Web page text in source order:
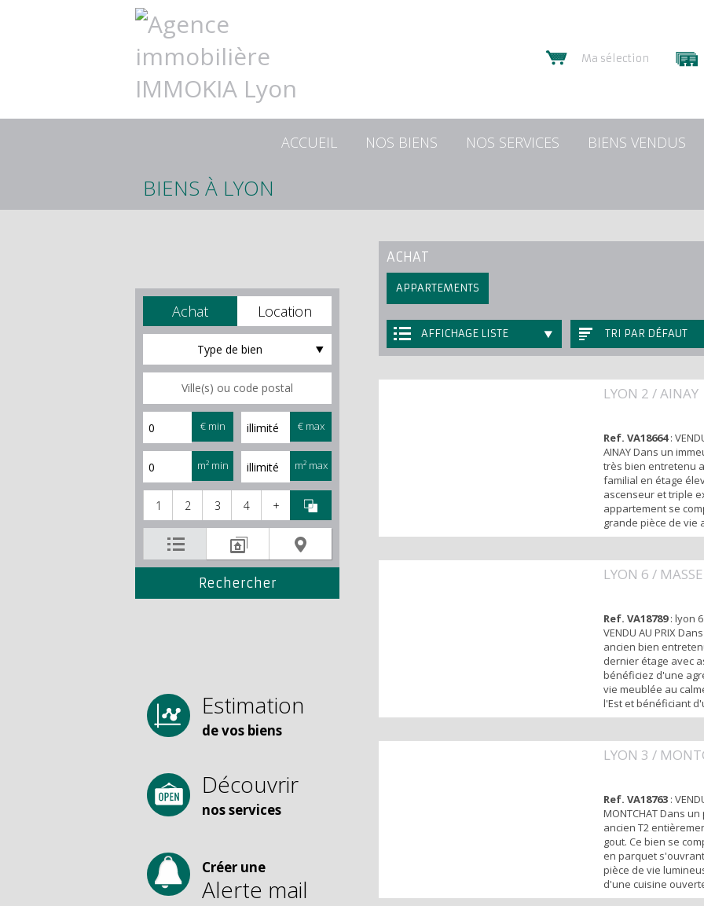
Ma sélection
ACCUEIL NOS BIENS NOS SERVICES BIENS VENDUS
BIENS À LYON
Achat Location
Type de bien
€ min € max
m² min m² max
1 2 3 4 +
Estimation
de vos biens
Découvrir
nos services
Créer une
Alerte mail
ACHAT
APPARTEMENTS
AFFICHAGE LISTE TRI PAR DÉFAUT
LYON 2 / AINAY
Ref. VA18664:
AINAY Dans un
très bien entretenu
familial en étage
ascenseur et triple
appartement se
grande pièce de vie
cuisine ouverte et
en parquet avec des
rangements.Vous
bu...
LYON 6 /
Ref. VA18789: lyon
VENDU AU PRIX
ancien bien
dernier étage avec
bénéficiez d'une
vie meublée au
l'Est et bénéficiant
luminosité.La
d'un micro onde,
d'un réfrigérateur.La
LYON 3 /
Ref. VA18763 :
MONTCHAT Dans
ancien T2
gout. Ce bien se
en parquet
pièce de vie
d'une cuisine
équipée. Vous